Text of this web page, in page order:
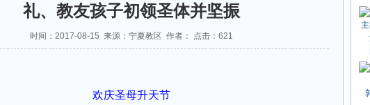
礼、教友孩子初领圣体并坚振
时间：2017-08-15 来源：宁夏教区 作者： 点击： 621
欢庆圣母升天节